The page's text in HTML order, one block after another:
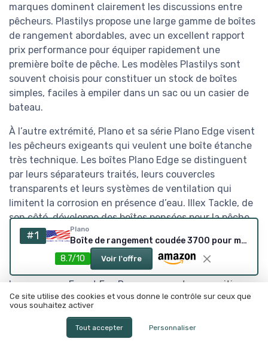
marques dominent clairement les discussions entre
pêcheurs. Plastilys propose une large gamme de boîtes
de rangement abordables, avec un excellent rapport
prix performance pour équiper rapidement une
première boîte de pêche. Les modèles Plastilys sont
souvent choisis pour constituer un stock de boîtes
simples, faciles à empiler dans un sac ou un casier de
bateau.
À l’autre extrémité, Plano et sa série Plano Edge visent
les pêcheurs exigeants qui veulent une boîte étanche
très technique. Les boîtes Plano Edge se distinguent
par leurs séparateurs traités, leurs couvercles
transparents et leurs systèmes de ventilation qui
limitent la corrosion en présence d’eau. Illex Tackle, de
son côté, développe des boîtes pensées pour la pêche
aux carnassiers, avec des modèles réversibles ou slit
form adaptés aux têtes plombées et aux leurres
Les marques Fox et Fox Rage occupent une position
intermédiaire, avec des boîtes robustes et des
brochet. Savage Gear complète ce paysage avec des
boîtes souvent orientées vers les gros leurres souples
#1 Plano
Boîte de rangement coudée 3700 pour matériel de pêche, unisexe, beige/bleu Taille unique
8.7/10
Voir l'offre
Ce site utilise des cookies et vous donne le contrôle sur ceux que
vous souhaitez activer
Tout accepter Personnaliser